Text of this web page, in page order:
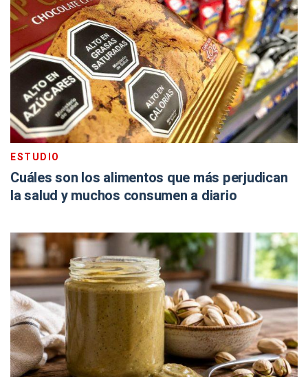
ESTUDIO
Cuáles son los alimentos que más perjudican
la salud y muchos consumen a diario